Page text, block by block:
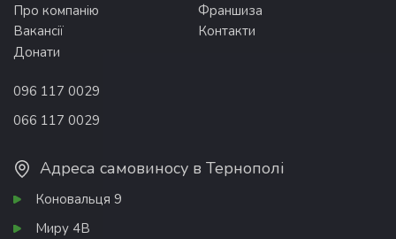
Про компанію
Франшиза
Вакансії
Контакти
Донати
096 117 0029
066 117 0029
Адреса самовиносу в Тернополі
Коновальця 9
Миру 4В